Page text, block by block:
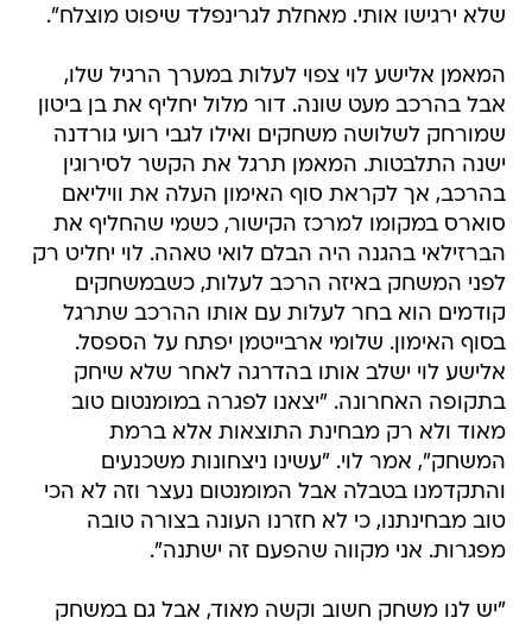
שלא ירגישו אותי. מאחלת לגרינפלד שיפוט מוצלח".
המאמן אלישע לוי צפוי לעלות במערך הרגיל שלו,
אבל בהרכב מעט שונה. דור מלול יחליף את בן ביטון
שמורחק לשלושה משחקים ואילו לגבי רועי גורדנה
ישנה התלבטות. המאמן תרגל את הקשר לסירוגין
בהרכב, אך לקראת סוף האימון העלה את וויליאם
סוארס במקומו למרכז הקישור, כשמי שהחליף את
הברזילאי בהגנה היה הבלם לואי טאהה. לוי יחליט רק
לפני המשחק באיזה הרכב לעלות, כשבמשחקים
קודמים הוא בחר לעלות עם אותו ההרכב שתרגל
בסוף האימון. שלומי ארבייטמן יפתח על הספסל.
אלישע לוי ישלב אותו בהדרגה לאחר שלא שיחק
בתקופה האחרונה. "יצאנו לפגרה במומנטום טוב
מאוד ולא רק מבחינת התוצאות אלא ברמת
המשחק", אמר לוי. "עשינו ניצחונות משכנעים
והתקדמנו בטבלה אבל המומנטום נעצר וזה לא הכי
טוב מבחינתנו, כי לא חזרנו העונה בצורה טובה
מפגרות. אני מקווה שהפעם זה ישתנה".
"יש לנו משחק חשוב וקשה מאוד, אבל גם במשחק